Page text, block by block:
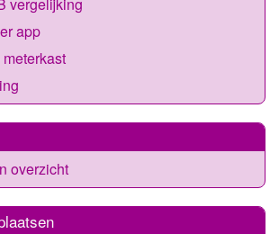
vergelijking
app
overzicht